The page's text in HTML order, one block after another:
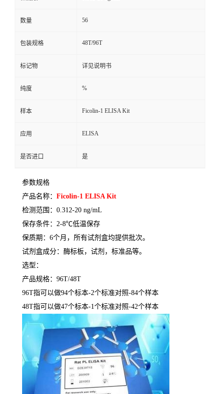
数量 56
包装规格 48T/96T
标记物 详见说明书
纯度 %
样本 Ficolin-1 ELISA Kit
应用 ELISA
是否进口 是
参数规格
产品名称： Ficolin-1 ELISA Kit
检测范围： 0.312-20 ng/mL
保存条件： 2-8℃低温保存
保质期： 6个月，所有试剂盒均提供批次。
试剂盒成分：酶标板，试剂，标准品等。
选型：
产品规格： 96T/48T
96T指可以做94个标本-2个标准对照-84个样本
48T指可以做47个标本-1 个标准对照-42个样本